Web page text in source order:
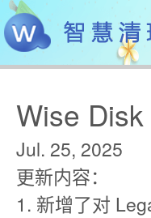
Wise
Jul. 25, 2025
更新内容：
1. 新增了对